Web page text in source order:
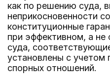
как по решению суда,
неприкосновенности
конституционные
при эффективном, а
суда,
установлены с учетом
спорных отношений.